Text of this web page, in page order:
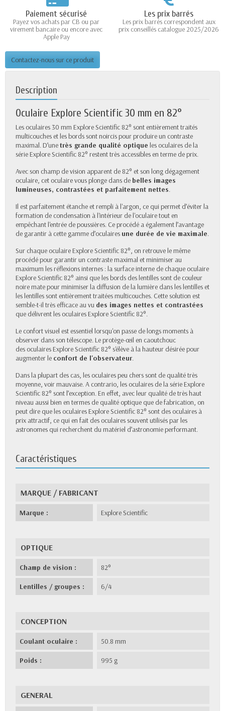
Paiement sécurisé
Payez vos achats par CB ou par
virement bancaire ou encore avec
Apple Pay
Les prix barrés
Les prix barrés correspondent aux
prix conseillés catalogue 2025/2026
Contactez-nous sur ce produit
Description
Oculaire Explore Scientific 30 mm en 82°
Les oculaires 30 mm Explore Scientific 82° sont entièrement traités
multicouches et les bords sont noircis pour produire un contraste
maximal. D’unetrès grande qualité optique les oculaires de la
série Explore Scientific 82° restent très accessibles en terme de prix.
Avec son champ de vision apparent de 82° et son long dégagement
oculaire, cet oculaire vous plonge dans de belles images
lumineuses, contrastées et parfaitement nettes.
Il est parfaitement étanche et rempli à l'argon, ce qui permet d’éviter la
formation de condensation à l'intérieur de l'oculaire tout en
empêchant l'entrée de poussières. Ce procédé a également l’avantage
de garantir à cette gamme d’oculaires une durée de vie maximale.
Sur chaque oculaire Explore Scientific 82°, on retrouve le même
procédé pour garantir un contraste maximal et minimiser au
maximum les réflexions internes : la surface interne de chaque oculaire
Explore Scientific 82° ainsi que les bords des lentilles sont de couleur
noire mate pour minimiser la diffusion de la lumière dans les lentilles et
les lentilles sont entièrement traitées multicouches. Cette solution est
semble-t-il très efficace au vu des images nettes et contrastées
que délivrent les oculaires Explore Scientific 82°.
Le confort visuel est essentiel lorsqu'on passe de longs moments à
observer dans son télescope. Le protège-œil en caoutchouc
des oculaires Explore Scientific 82° s'élève à la hauteur désirée pour
augmenter le confort de l'observateur.
Dans la plupart des cas, les oculaires peu chers sont de qualité très
moyenne, voir mauvaise. A contrario, les oculaires de la série Explore
Scientific 82° sont l’exception. En effet, avec leur qualité de très haut
niveau aussi bien en termes de qualité optique que de fabrication, on
peut dire que les oculaires Explore Scientific 82° sont des oculaires à
prix attractif, ce qui en fait des oculaires souvent utilisés par les
astronomes qui recherchent du matériel d’astronomie performant.
Caractéristiques
MARQUE / FABRICANT
Marque : Explore Scientific
OPTIQUE
Champ de vision : 82°
Lentilles / groupes : 6/4
CONCEPTION
Coulant oculaire : 50.8 mm
Poids : 995 g
GENERAL